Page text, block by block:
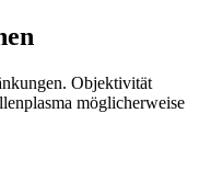
Objektivität
möglicherweise